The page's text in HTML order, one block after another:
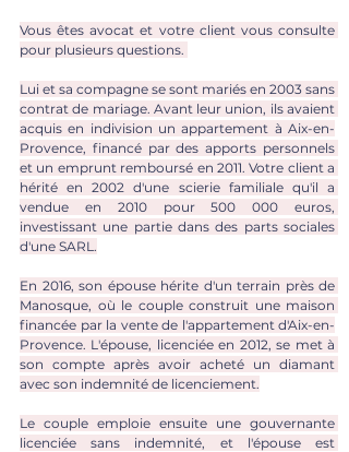
Vous êtes avocat et votre client vous consulte
pour plusieurs questions.
Lui et sa compagne se sont mariés en 2003 sans
contrat de mariage. Avant leur union, ils avaient
acquis en indivision un appartement à Aix-en-
Provence, financé par des apports personnels
et un emprunt remboursé en 2011. Votre client a
hérité en 2002 d'une scierie familiale qu'il a
vendue en 2010 pour 500 000 euros,
investissant une partie dans des parts sociales
d'une SARL.
En 2016, son épouse hérite d'un terrain près de
Manosque, où le couple construit une maison
financée par la vente de l'appartement d'Aix-en-
Provence. L'épouse, licenciée en 2012, se met à
son compte après avoir acheté un diamant
avec son indemnité de licenciement.
Le couple emploie ensuite une gouvernante
licenciée sans indemnité, et l'épouse est